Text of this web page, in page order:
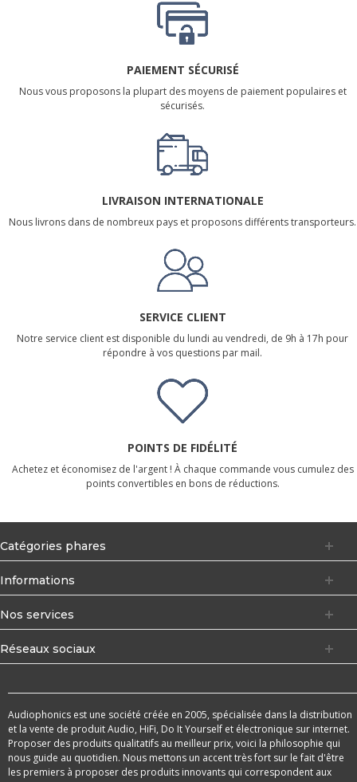
PAIEMENT SÉCURISÉ
Nous vous proposons la plupart des moyens de paiement populaires et
sécurisés.
LIVRAISON INTERNATIONALE
Nous livrons dans de nombreux pays et proposons différents transporteurs.
SERVICE CLIENT
Notre service client est disponible du lundi au vendredi, de 9h à 17h pour
répondre à vos questions par mail.
POINTS DE FIDÉLITÉ
Achetez et économisez de l'argent ! À chaque commande vous cumulez des
points convertibles en bons de réductions.
Catégories phares
Informations
Nos services
Réseaux sociaux
Audiophonics est une société créée en 2005, spécialisée dans la distribution
et la vente de produit Audio, HiFi, Do It Yourself et électronique sur internet.
Proposer des produits qualitatifs au meilleur prix, voici la philosophie qui
nous guide au quotidien. Nous mettons un accent très fort sur le fait d'être
les premiers à proposer des produits innovants qui correspondent aux